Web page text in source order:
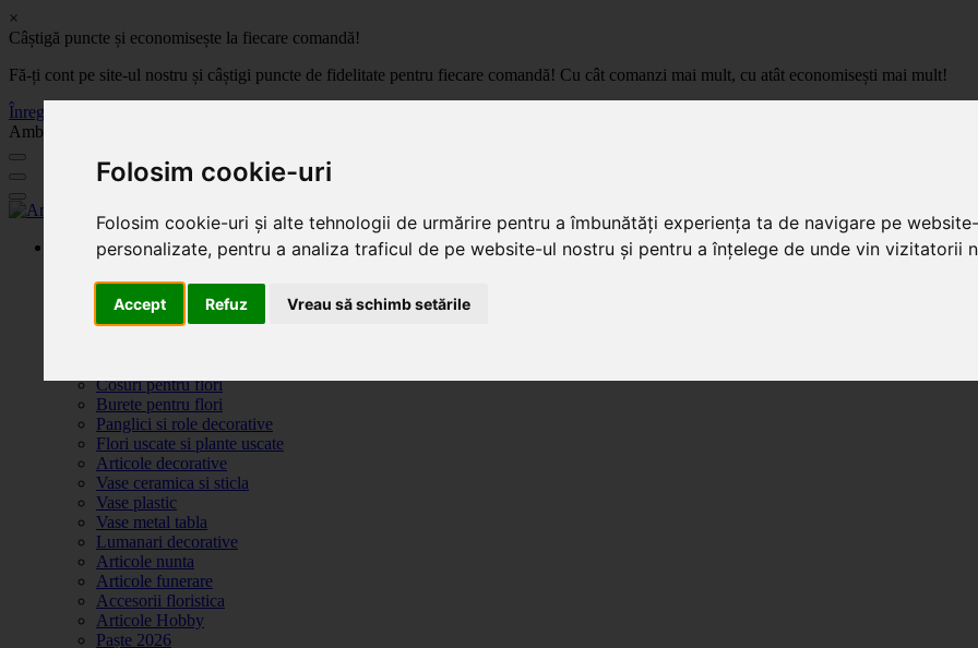
Folosim cookie-uri
Folosim cookie-uri și alte tehnologii de urmărire pentru a îmbunătăți experiența ta de navigare pe
personalizate, pentru a analiza traficul de pe website-ul nostru și pentru a înțelege de unde vin vizitatorii
Accept Refuz Vreau să schimb setările
×
Câștigă puncte și economisește la fiecare comandă!
Fă-ți cont pe site-ul nostru și câștigi puncte de fidelitate pentru fiecare comandă! Cu cât comanzi mai mult, cu atât economisești mai mult!
Înregistrează-te acum
Ambalaje, decoratiuni si accesorii pentru flori. Produse de calitate la pret de importator, cu livrare in toata Romania.
Produse
Ambalaje pentru flori
Flori de săpun
Produse Sf. Valentin 2026
Cosuri pentru flori
Burete pentru flori
Panglici si role decorative
Flori uscate si plante uscate
Articole decorative
Vase ceramica si sticla
Vase plastic
Vase metal tabla
Lumanari decorative
Articole nunta
Articole funerare
Accesorii floristica
Articole Hobby
Paște 2026